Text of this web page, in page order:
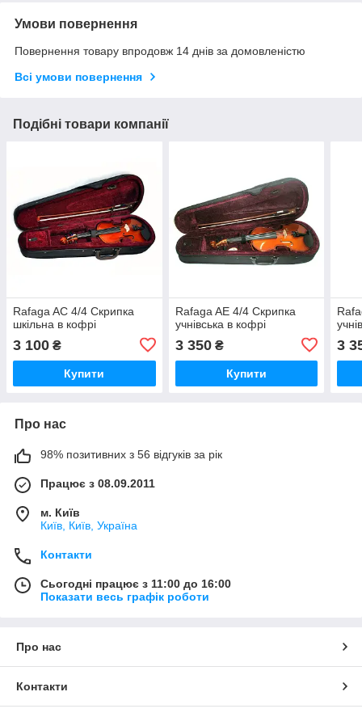
Умови повернення
Повернення товару впродовж 14 днів за домовленістю
Всі умови повернення
Подібні товари компанії
Rafaga AC 4/4 Скрипка
шкільна в кофрі
3 100 ₴
Купити
Rafaga AE 4/4 Скрипка
учнівська в кофрі
3 350₴
Купити
3
Про нас
98% позитивних з 56 відгуків за рік
Працює з 08.09.2011
м. Київ
Київ, Київ, Україна
Контакти
Сьогодні працює з 11:00 до 16:00
Показати весь графік роботи
Про нас
Контакти